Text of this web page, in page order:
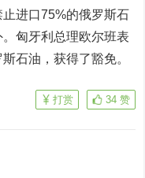
进口75%的俄罗斯石
匈牙利总理欧尔班表
石油，获得了豁免。
34 赞
打赏